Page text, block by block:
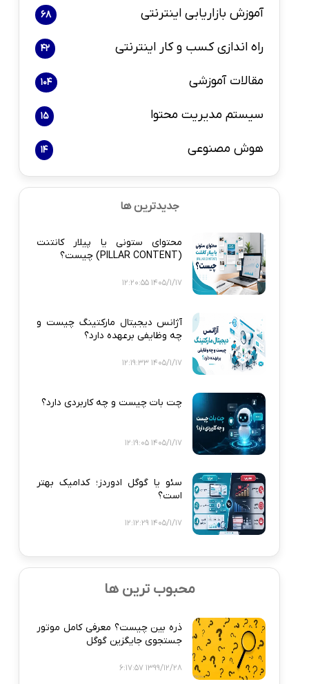
آموزش بازاریابی اینترنتی 68
راه اندازی کسب و کار اینترنتی 42
مقالات آموزشی 104
سیستم مدیریت محتوا 15
هوش مصنوعی 14
جدیدترین ها
محتوای ستونی یا پیلار کانتنت
(PILLAR CONTENT) چیست؟
1405/1/17 12:20:55
آژانس دیجیتال مارکتینگ چیست و
چه وظایفی برعهده دارد؟
1405/1/17 12:19:33
چت بات چیست و چه کاربردی دارد؟
1405/1/17 12:19:05
سئو یا گوگل ادوردز؛ کدامیک بهتر
است؟
1405/1/17 12:12:29
محبوب ترین ها
ذره‌ بین چیست؟ معرفی کامل موتور
جستجوی جایگزین گوگل
1399/12/28 6:17:57